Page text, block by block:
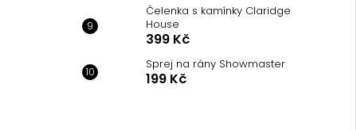
Čelenka s kamínky Claridge
House
399 Kč
Sprej na rány Showmaster
199 Kč